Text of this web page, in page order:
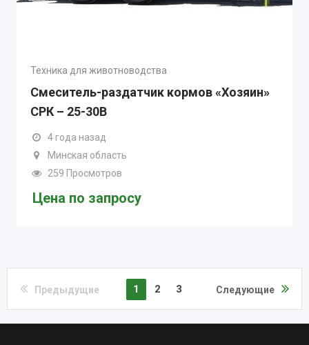
Техника для животноводства
Смеситель-раздатчик кормов «Хозяин»
СРК – 25-30В
4 года назад
Минская область
259 Просмотров
Цена по запросу
Предыдущие 1 2 3 Следующие